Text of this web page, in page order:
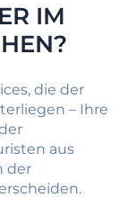
IM
die der
– Ihre
aus
der